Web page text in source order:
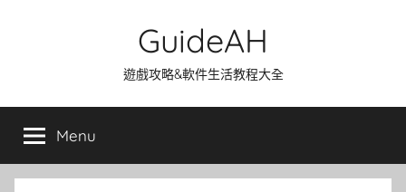
GuideAH
遊戲攻略&軟件生活教程大全
Menu